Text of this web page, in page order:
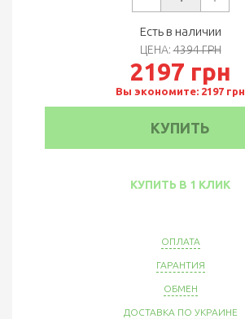
Есть в наличии
ЦЕНА:4394 ГРН
2197 грн
Вы экономите: 2197 грн
КУПИТЬ
КУПИТЬ В 1 КЛИК
ОПЛАТА
ГАРАНТИЯ
ОБМЕН
ДОСТАВКА ПО УКРАИНЕ